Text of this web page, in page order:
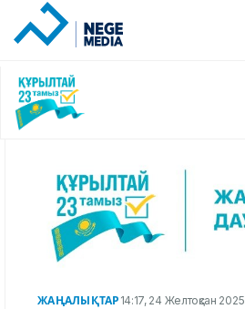
ЖАҢАЛЫҚТАР 14:17, 24 Желтоқсан 2025